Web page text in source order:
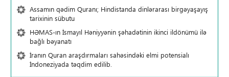
Assamın qədim Quranı; Hindistanda dinlərarası birgəyaşayış
tarixinin sübutu
HƏMAS-ın İsmayıl Həniyyənin şəhadətinin ikinci ildönümü ilə
bağlı bəyanatı
İranın Quran araşdırmaları sahəsindəki elmi potensialı
İndoneziyada təqdim edilib.